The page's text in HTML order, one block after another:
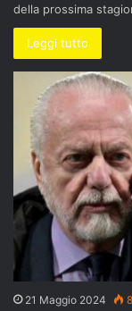
della prossima
Leggi tutto
21 Maggio 2024